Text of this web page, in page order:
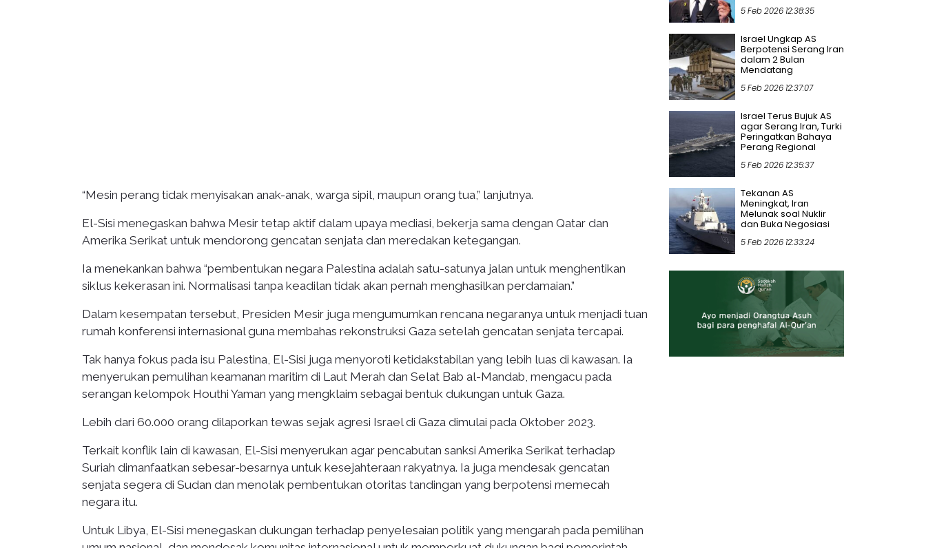
“Mesin perang tidak menyisakan anak-anak, warga sipil, maupun orang tua,” lanjutnya.
El-Sisi menegaskan bahwa Mesir tetap aktif dalam upaya mediasi, bekerja sama dengan Qatar dan
Amerika Serikat untuk mendorong gencatan senjata dan meredakan ketegangan.
Ia menekankan bahwa “pembentukan negara Palestina adalah satu-satunya jalan untuk menghentikan
siklus kekerasan ini. Normalisasi tanpa keadilan tidak akan pernah menghasilkan perdamaian.”
Dalam kesempatan tersebut, Presiden Mesir juga mengumumkan rencana negaranya untuk menjadi tuan
rumah konferensi internasional guna membahas rekonstruksi Gaza setelah gencatan senjata tercapai.
Tak hanya fokus pada isu Palestina, El-Sisi juga menyoroti ketidakstabilan yang lebih luas di kawasan. Ia
menyerukan pemulihan keamanan maritim di Laut Merah dan Selat Bab al-Mandab, mengacu pada
serangan kelompok Houthi Yaman yang mengklaim sebagai bentuk dukungan untuk Gaza.
Lebih dari 60.000 orang dilaporkan tewas sejak agresi Israel di Gaza dimulai pada Oktober 2023.
Terkait konflik lain di kawasan, El-Sisi menyerukan agar pencabutan sanksi Amerika Serikat terhadap
Suriah dimanfaatkan sebesar-besarnya untuk kesejahteraan rakyatnya. Ia juga mendesak gencatan
senjata segera di Sudan dan menolak pembentukan otoritas tandingan yang berpotensi memecah
negara itu.
Untuk Libya, El-Sisi menegaskan dukungan terhadap penyelesaian politik yang mengarah pada pemilihan
5 Feb 2026 12:38:35
Israel Ungkap AS
Berpotensi Serang Iran
dalam 2 Bulan
Mendatang
5 Feb 2026 12:37:07
Israel Terus Bujuk AS
agar Serang Iran, Turki
Peringatkan Bahaya
Perang Regional
5 Feb 2026 12:35:37
Tekanan AS
Meningkat, Iran
Melunak soal Nuklir
dan Buka Negosiasi
5 Feb 2026 12:33:24